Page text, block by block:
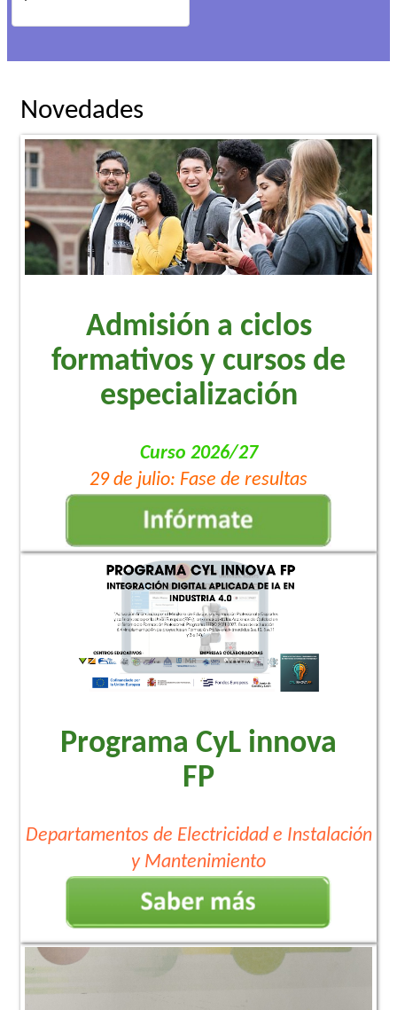
Novedades
Admisión a ciclos
formativos y cursos de
especialización
Curso 2026/27
29 de julio: Fase de resultas
Programa CyL innova
FP
Departamentos de Electricidad e Instalación
y Mantenimiento